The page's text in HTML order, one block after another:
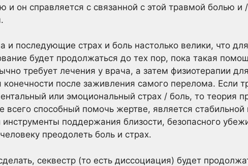
и он справляется с связанной с этой травмой болью и
и последующие страх и боль настолько велики, что
будет продолжаться до тех пор, пока такая
требует лечения у врача, а затем физиотерапии
конечности после заживления самого перелома. Если
или эмоциональный страх / боль, то теория
всего способный помочь жертве, является
поддержания близости, безопасного
преодолеть боль и страх.
секвестр (то есть диссоциация) будет